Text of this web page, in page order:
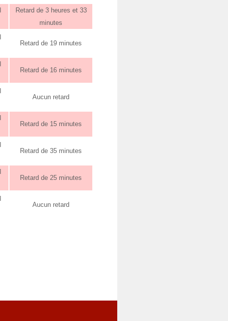
Retard de 3 heures et 33
minutes
Retard de 19 minutes
Retard de 16 minutes
Aucun retard
Retard de 15 minutes
Retard de 35 minutes
Retard de 25 minutes
Aucun retard